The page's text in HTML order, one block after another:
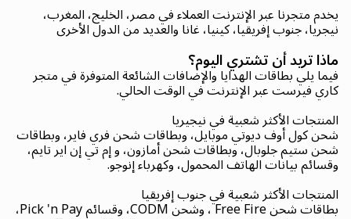
يخدم متجرنا عبر الإنترنت العملاء في مصر، الخليج، المغرب،
نيجريا، جنوب إفريقيا، كينيا، غانا والعديد من الدول الأخرى
ماذا تريد أن تشتري اليوم؟
فيما يلي بطاقات الهدايا والإضافات الشائعة المتوفرة في متجر
كاري فيرست عبر الإنترنت في الوقت الحالي.
المنتجات الأكثر شعبية في نيجيريا
شحن كول أوف ديوتي موبايل، وبطاقات شحن فري فاير، وبطاقات
شحن ستيم جلوبال، وبطاقات شحن أمازون، و إم تي إن اير تايم،
وقسائم بيانات الهاتف المحمول، وكهرباء إنوجو.
المنتجات الأكثر شعبية في جنوب إفريقيا
بطاقات شحن Free Fire ، وشحن CODM، وقسائم Pick 'n Pay،